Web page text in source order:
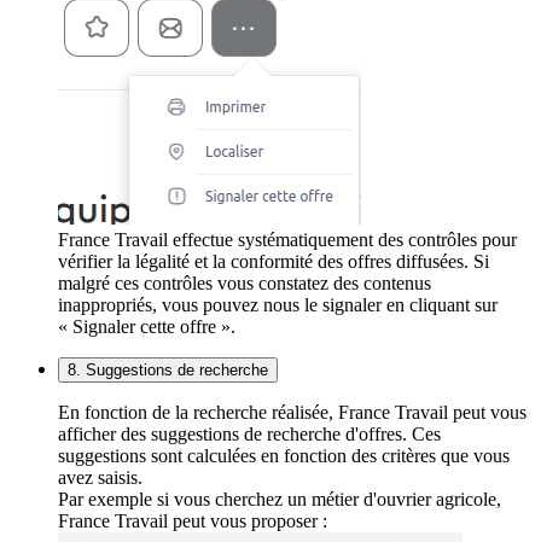
France Travail effectue systématiquement des contrôles pour
vérifier la légalité et la conformité des offres diffusées. Si
malgré ces contrôles vous constatez des contenus
inappropriés, vous pouvez nous le signaler en cliquant sur
« Signaler cette offre ».
8. Suggestions de recherche
En fonction de la recherche réalisée, France Travail peut vous
afficher des suggestions de recherche d'offres. Ces
suggestions sont calculées en fonction des critères que vous
avez saisis.
Par exemple si vous cherchez un métier d'ouvrier agricole,
France Travail peut vous proposer :